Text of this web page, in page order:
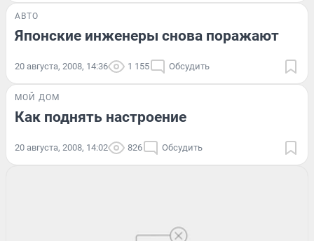
АВТО
Японские инженеры снова поражают
20 августа, 2008, 14:36 1 155 Обсудить
МОЙ ДОМ
Как поднять настроение
20 августа, 2008, 14:02 826 Обсудить